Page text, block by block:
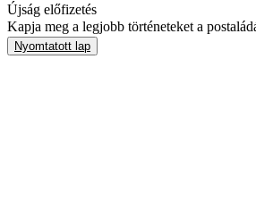
Újság előfizetés
Kapja meg a legjobb történeteket a
Nyomtatott lap